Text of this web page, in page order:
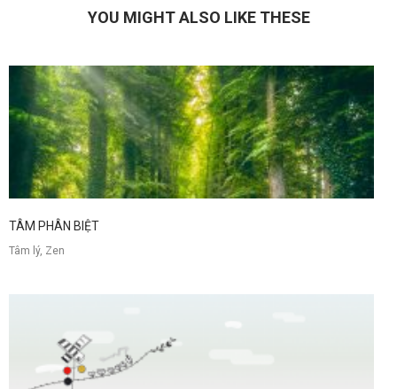
YOU MIGHT ALSO LIKE THESE
TÂM PHÂN BIỆT
Tâm lý, Zen